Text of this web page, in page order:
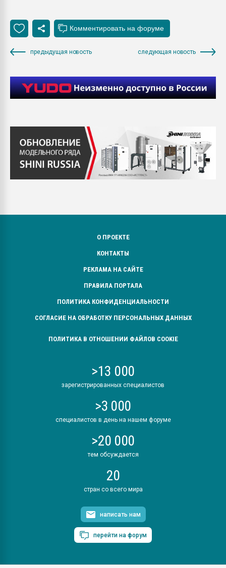
предыдущая новость следующая новость
О ПРОЕКТЕ
КОНТАКТЫ
РЕКЛАМА НА САЙТЕ
ПРАВИЛА ПОРТАЛА
ПОЛИТИКА КОНФИДЕНЦИАЛЬНОСТИ
СОГЛАСИЕ НА ОБРАБОТКУ ПЕРСОНАЛЬНЫХ ДАННЫХ
ПОЛИТИКА В ОТНОШЕНИИ ФАЙЛОВ COOKIE
>13 000
зарегистрированных специалистов
>3 000
специалистов в день на нашем форуме
>20 000
тем обсуждается
20
стран со всего мира
написать нам
перейти на форум